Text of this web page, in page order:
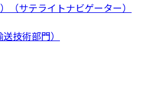
（サテライトナビゲーター）
技術部門）